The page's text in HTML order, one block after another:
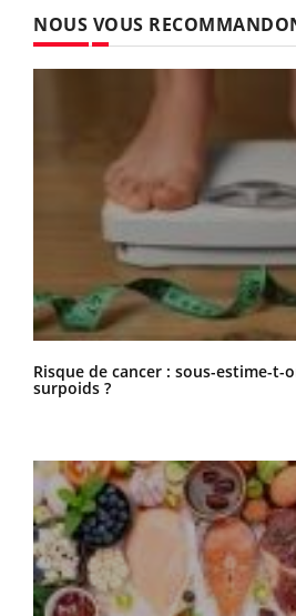
NOUS VOUS
Risque de cancer : sous-estime-t-
surpoids ?